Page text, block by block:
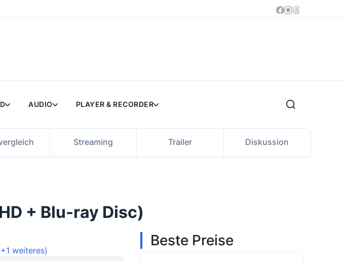
AUDIO PLAYER & RECORDER
Streaming Trailer Diskussion
+ Blu-ray Disc)
weiteres)
Beste Preise